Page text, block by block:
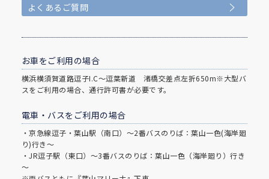
よくあるご質問
お車をご利用の場合
横浜横須賀道路逗子I.C～逗葉新道 渚橋交差点左折650m※大型バ
スをご利用の場合、通行許可書が必要です。
電車・バスをご利用の場合
・京急線逗子・葉山駅（南口）～2番バスのりば：葉山一色(海岸廻
り)行き～
・JR逗子駅（東口）～3番バスのりば：葉山一色（海岸廻り）行き
～